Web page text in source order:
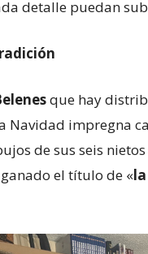
detalle puedan
que hay
Navidad impregna
de sus seis
el título de «